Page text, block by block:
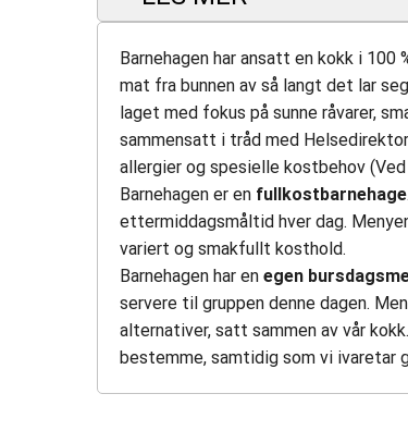
Barnehagen har ansatt en kokk i
mat fra bunnen av så langt det lar
laget med fokus på sunne råvarer,
sammensatt i tråd med
allergier og spesielle kostbehov
Barnehagen er en fullkostbarnehage
ettermiddagsmåltid hver dag.
variert og smakfullt kosthold.
Barnehagen har en egen
servere til gruppen denne dagen.
alternativer, satt sammen av vår
bestemme, samtidig som vi ivaretar